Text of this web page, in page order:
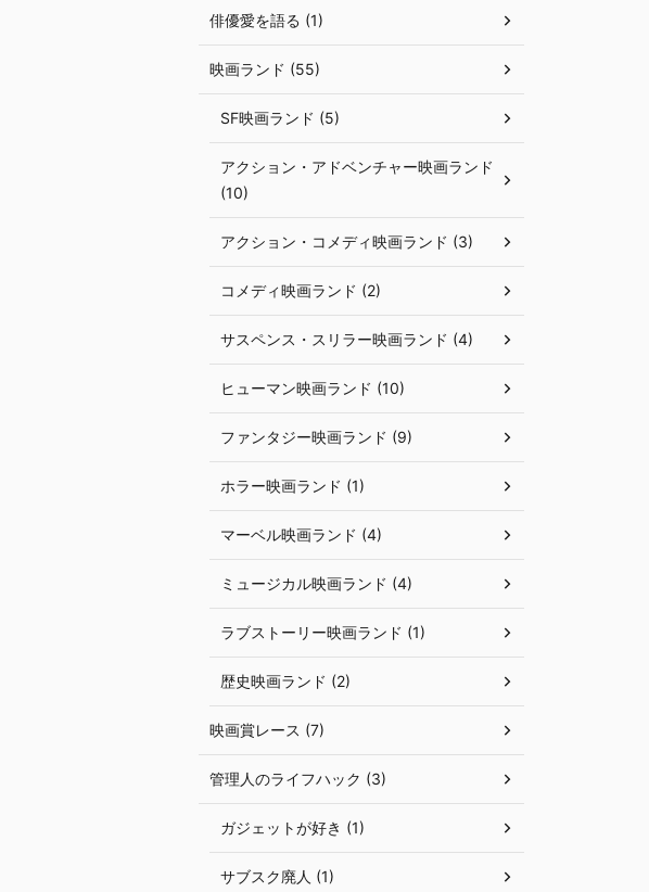
俳優愛を語る (1)
映画ランド (55)
SF映画ランド (5)
アクション・アドベンチャー映画ランド
(10)
アクション・コメディ映画ランド (3)
コメディ映画ランド (2)
サスペンス・スリラー映画ランド (4)
ヒューマン映画ランド (10)
ファンタジー映画ランド (9)
ホラー映画ランド (1)
マーベル映画ランド (4)
ミュージカル映画ランド (4)
ラブストーリー映画ランド (1)
歴史映画ランド (2)
映画賞レース (7)
管理人のライフハック (3)
ガジェットが好き (1)
サブスク廃人 (1)